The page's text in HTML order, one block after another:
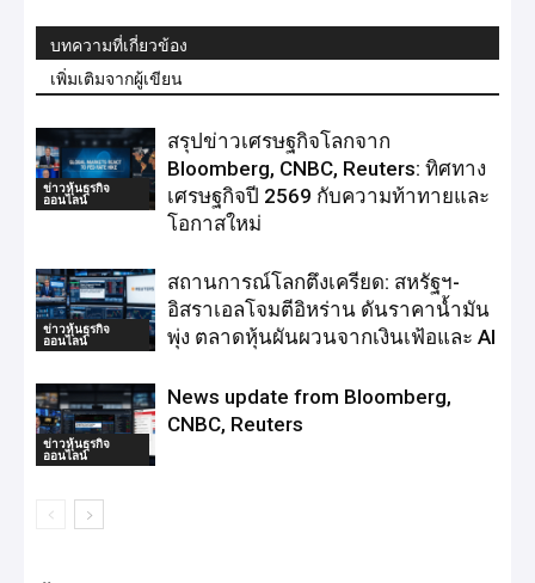
บทความที่เกี่ยวข้อง
เพิ่มเติมจากผู้เขียน
ข่าวหุ้นธุรกิจ
ออนไลน์
สรุปข่าวเศรษฐกิจโลกจาก
Bloomberg, CNBC, Reuters: ทิศทาง
เศรษฐกิจปี 2569 กับความท้าทายและ
โอกาสใหม่
ข่าวหุ้นธุรกิจ
ออนไลน์
สถานการณ์โลกตึงเครียด: สหรัฐฯ-
อิสราเอลโจมตีอิหร่าน ดันราคาน้ำมัน
พุ่ง ตลาดหุ้นผันผวนจากเงินเฟ้อและ AI
ข่าวหุ้นธุรกิจ
ออนไลน์
News update from Bloomberg,
CNBC, Reuters